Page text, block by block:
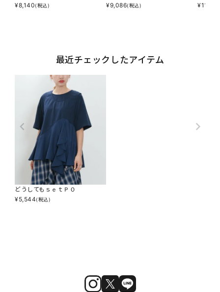
¥8,140(税込)
¥9,086(税込)
¥11,880
最近チェックしたアイテム
どうしてもｓｅｔＰＯ
¥5,544(税込)